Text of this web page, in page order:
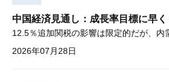
中国経済見通し：成長率目標に早
12.5％追加関税の影響は限定的だが、内
2026年07月28日